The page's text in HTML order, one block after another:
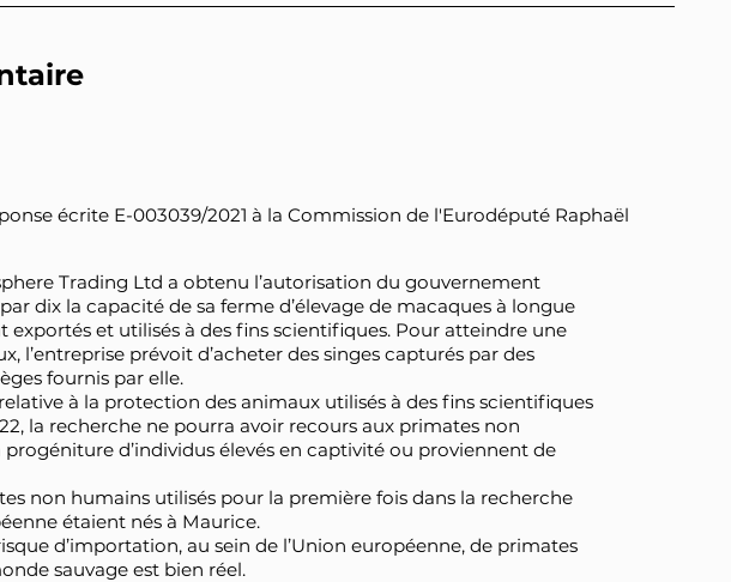
écrite E-003039/2021 à la Commission de l'Eurodéputé Raphaël
Trading Ltd a obtenu l’autorisation du gouvernement
dix la capacité de sa ferme d’élevage de macaques à longue
exportés et utilisés à des fins scientifiques. Pour atteindre une
l’entreprise prévoit d’acheter des singes capturés par des
fournis par elle.
à la protection des animaux utilisés à des fins scientifiques
la recherche ne pourra avoir recours aux primates non
progéniture d’individus élevés en captivité ou proviennent de
non humains utilisés pour la première fois dans la recherche
étaient nés à Maurice.
d’importation, au sein de l’Union européenne, de primates
sauvage est bien réel.